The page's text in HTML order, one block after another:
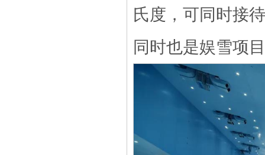
氏度，可同时接
同时也是娱雪项